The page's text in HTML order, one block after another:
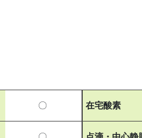
〇 在宅酸素